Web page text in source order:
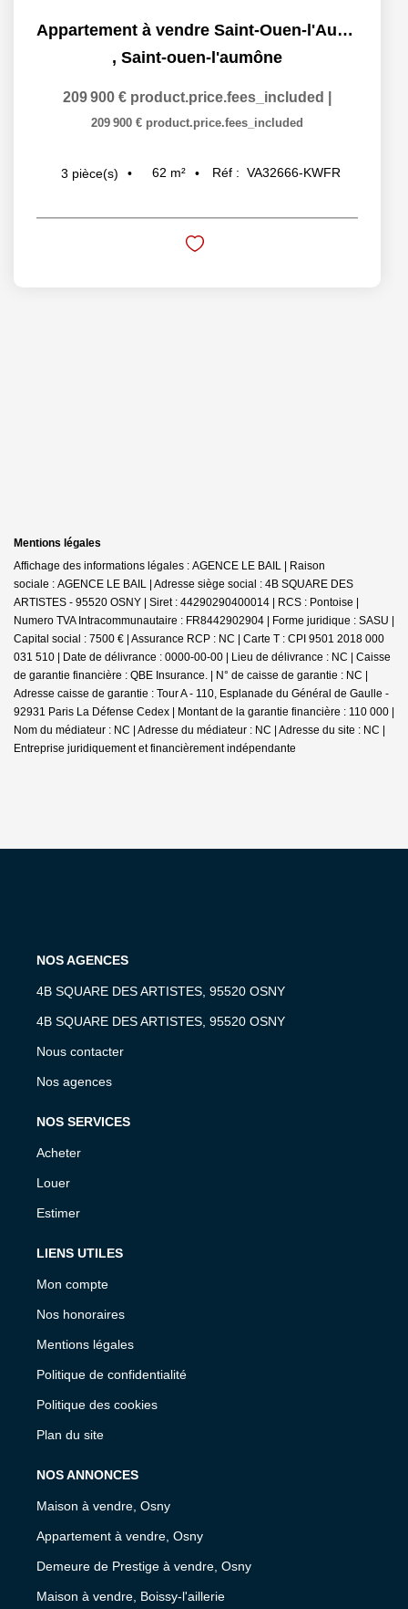
Appartement à vendre Saint-Ouen-l'Aumône
, Saint-ouen-l'aumône
209 900 € product.price.fees_included
209 900 € product.price.fees_included
3 pièce(s) 62 m² Réf : VA32666-KWFR
Mentions légales
Affichage des informations légales : AGENCE LE BAIL | Raison
sociale : AGENCE LE BAIL | Adresse siège social : 4B SQUARE DES
ARTISTES - 95520 OSNY | Siret : 44290290400014 | RCS : Pontoise |
Numero TVA Intracommunautaire : FR8442902904 | Forme juridique : SASU |
Capital social : 7500 € | Assurance RCP : NC | Carte T : CPI 9501 2018 000
031 510 | Date de délivrance : 0000-00-00 | Lieu de délivrance : NC | Caisse
de garantie financière : QBE Insurance. | N° de caisse de garantie : NC |
Adresse caisse de garantie : Tour A - 110, Esplanade du Général de Gaulle -
92931 Paris La Défense Cedex | Montant de la garantie financière : 110 000 |
Nom du médiateur : NC | Adresse du médiateur : NC | Adresse du site : NC |
Entreprise juridiquement et financièrement indépendante
NOS AGENCES
4B SQUARE DES ARTISTES, 95520 OSNY
4B SQUARE DES ARTISTES, 95520 OSNY
Nous contacter
Nos agences
NOS SERVICES
Acheter
Louer
Estimer
LIENS UTILES
Mon compte
Nos honoraires
Mentions légales
Politique de confidentialité
Politique des cookies
Plan du site
NOS ANNONCES
Maison à vendre, Osny
Appartement à vendre, Osny
Demeure de Prestige à vendre, Osny
Maison à vendre, Boissy-l'aillerie